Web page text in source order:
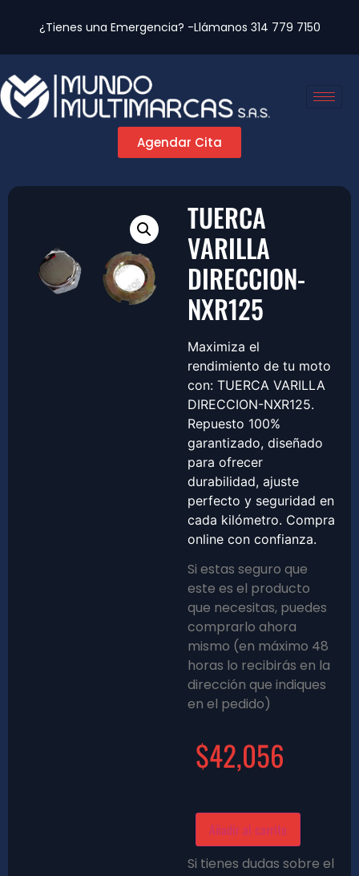
¿Tienes una Emergencia? -Llámanos 314 779 7150
Agendar Cita
TUERCA
VARILLA
DIRECCION-
NXR125
Maximiza el
rendimiento de tu moto
con: TUERCA VARILLA
DIRECCION-NXR125.
Repuesto 100%
garantizado, diseñado
para ofrecer
durabilidad, ajuste
perfecto y seguridad en
cada kilómetro. Compra
online con confianza.
Si estas seguro que
este es el producto
que necesitas, puedes
comprarlo ahora
mismo (en máximo 48
horas lo recibirás en la
dirección que indiques
en el pedido)
$42,056
Añadir al carrito
Si tienes dudas sobre el